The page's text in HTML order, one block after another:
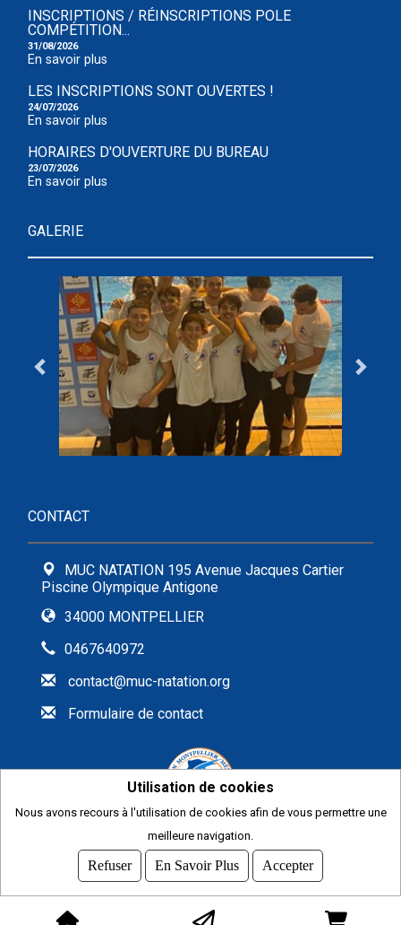
INSCRIPTIONS / RÉINSCRIPTIONS POLE
COMPÉTITION...
31/08/2026
En savoir plus
LES INSCRIPTIONS SONT OUVERTES !
24/07/2026
En savoir plus
HORAIRES D'OUVERTURE DU BUREAU
23/07/2026
En savoir plus
GALERIE
CONTACT
MUC NATATION 195 Avenue Jacques Cartier
Piscine Olympique Antigone
34000 MONTPELLIER
0467640972
contact@muc-natation.org
Formulaire de contact
2026
© COMITI -CGVU
OPTIMISÉ POUR CHROME ET FIREFOX
Utilisation de cookies
Nous avons recours à l'utilisation de cookies afin de vous permettre une
meilleure navigation.
Refuser En Savoir Plus Accepter